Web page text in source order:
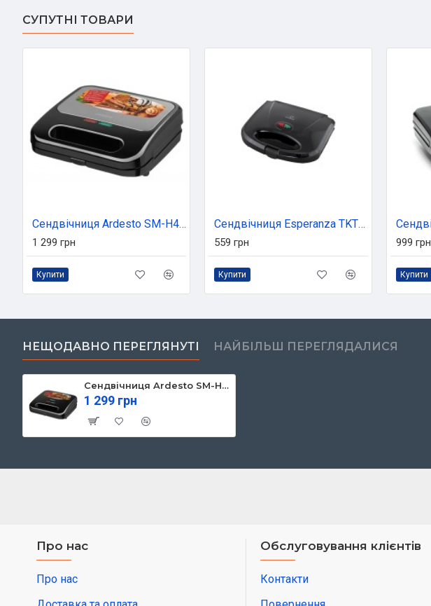
СУПУТНІ ТОВАРИ
Сендвічниця Ardesto SM-H400S
1 299 грн
Купити
Сендвічниця Esperanza TKT002K
559 грн
Купити
999 грн
Купити
НЕЩОДАВНО ПЕРЕГЛЯНУТІ НАЙБІЛЬШ ПЕРЕГЛЯДАЛИСЯ
Сендвічниця Ardesto SM-H300B
1 299 грн
Про нас
Про нас
Обслуговування клієнтів
Контакти